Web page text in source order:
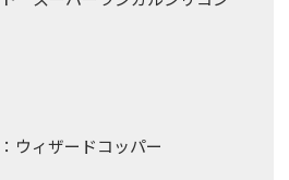
ィザードコッパー